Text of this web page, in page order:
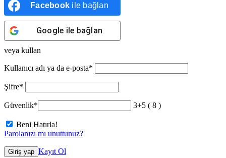
Facebook ile bağlan
Google ile bağlan
veya kullan
Kullanıcı adı ya da e-posta*
Şifre*
Güvenlik* 3+5 ( 8 )
Beni Hatırla!
Parolanızı mı unuttunuz?
Giriş yap Kayıt Ol